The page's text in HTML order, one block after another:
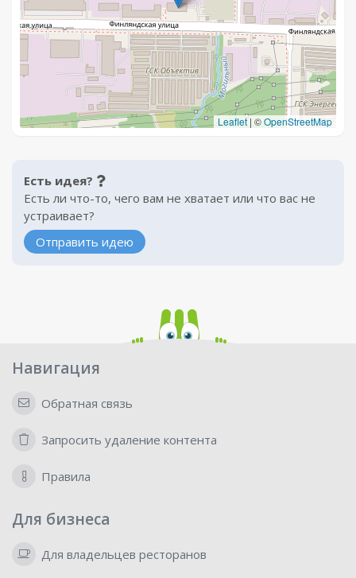
Leaflet | ©OpenStreetMap
Есть идея?
Есть ли что-то, чего вам не хватает или что вас не
устраивает?
Отправить идею
Навигация
Обратная связь
Запросить удаление контента
Правила
Для бизнеса
Для владельцев ресторанов